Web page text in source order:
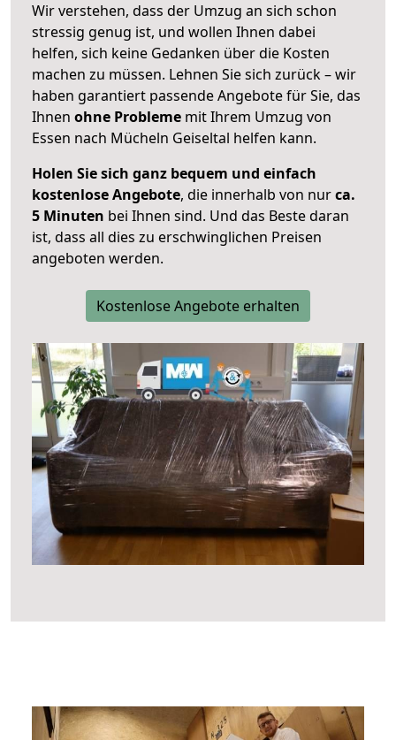
Wir verstehen, dass der Umzug an sich schon
stressig genug ist, und wollen Ihnen dabei
helfen, sich keine Gedanken über die Kosten
machen zu müssen. Lehnen Sie sich zurück – wir
haben garantiert passende Angebote für Sie, das
Ihnen ohne Probleme mit Ihrem Umzug von
Essen nach Mücheln Geiseltal helfen kann.
Holen Sie sich ganz bequem und einfach
kostenlose Angebote, die innerhalb von nurca.
5 Minuten bei Ihnen sind. Und das Beste daran
ist, dass all dies zu erschwinglichen Preisen
angeboten werden.
Kostenlose Angebote erhalten